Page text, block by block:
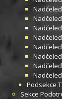
Nadčeleď
Nadčeleď
Nadčeleď
Nadčeleď
Nadčeleď
Nadčeleď
Nadčeleď
Nadčeleď
Podsekce
Sekce